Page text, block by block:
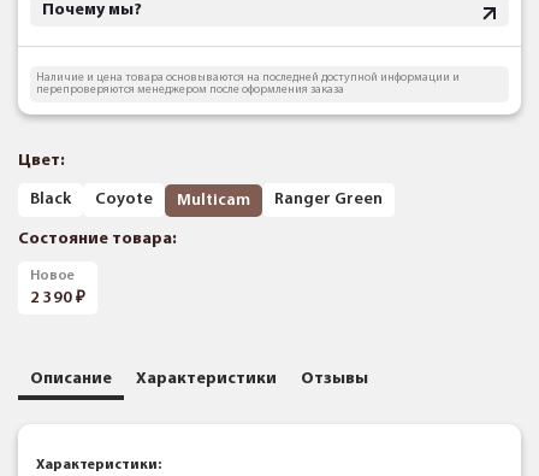
Почему мы?
Наличие и цена товара основываются на последней доступной информации и
перепроверяются менеджером после оформления заказа
Цвет:
Black Coyote Multicam Ranger Green
Состояние товара:
Новое
2 390
Описание Характеристики Отзывы
Характеристики: